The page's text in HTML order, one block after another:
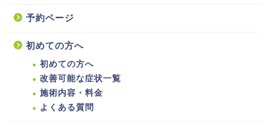
予約ページ
初めての方へ
初めての方へ
改善可能な症状一覧
施術内容・料金
よくある質問